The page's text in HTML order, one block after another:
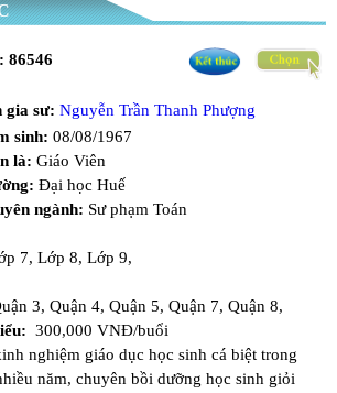
86546
gia sư: Nguyễn Trần Thanh Phượng
sinh: 08/08/1967
là: Giáo Viên
Đại học Huế
ngành: Sư phạm Toán
7, Lớp 8, Lớp 9,
3, Quận 4, Quận 5, Quận 7, Quận 8,
300,000 VNĐ/buổi
nghiệm giáo dục học sinh cá biệt trong
năm, chuyên bồi dưỡng học sinh giỏi